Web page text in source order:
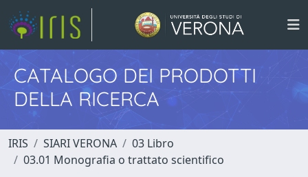
CATALOGO DEI PRODOTTI
DELLA RICERCA
IRIS SIARI VERONA
03 Libro
03.01 Monografia o trattato scientifico